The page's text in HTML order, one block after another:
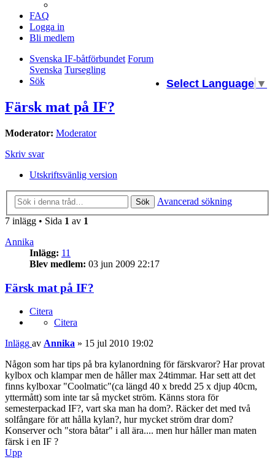
FAQ
Logga in
Bli medlem
Svenska IF-båtförbundet Forum
Svenska Tursegling
Select Language ▼
Sök
Färsk mat på IF?
Moderator: Moderator
Skriv svar
Utskriftsvänlig version
Sök
Avancerad sökning
7 inlägg • Sida 1 av 1
Annika
Inlägg: 11
Blev medlem: 03 jun 2009 22:17
Färsk mat på IF?
Citera
Citera
Inlägg av Annika » 15 jul 2010 19:02
Någon som har tips på bra kylanordning för färskvaror? Har provat
kylbox och klampar men de håller max 24timmar. Har sett att det
finns kylboxar "Coolmatic"(ca längd 40 x bredd 25 x djup 40cm,
yttermått) som inte tar så mycket ström. Känns stora för
semesterpackad IF?, vart ska man ha dom?. Räcker det med två
solfångare för att hålla kylan?, hur mycket ström drar dom?
Konserver och "stora båtar" i all ära.... men hur håller man maten
färsk i en IF ?
Upp